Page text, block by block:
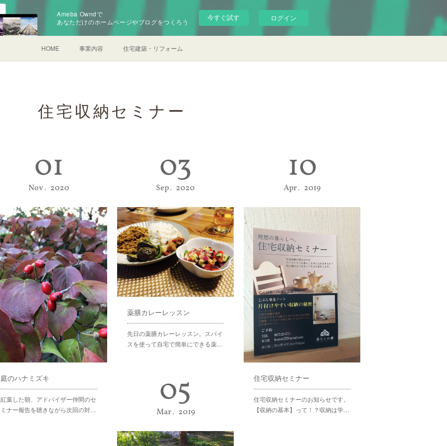
Ameba Owndで
あなただけのホームページやブログをつくろう
今すぐ試す ログイン
HOME 事業内容 住宅建築・リフォーム
住宅収納セミナー
01
Nov 2020
庭のハナミズキ
紅葉した朝、アドバイザー仲間のセ
ミナー報告を聴きながら次回の対…
03
Sep 2020
薬膳カレーレッスン
先日の薬膳カレーレッスン。スパイ
スを使って自宅で簡単にできる薬…
10
Apr 2019
住宅収納セミナー
住宅収納セミナーのお知らせです。
【収納の基本】って！？収納は学…
05
Mar 2019